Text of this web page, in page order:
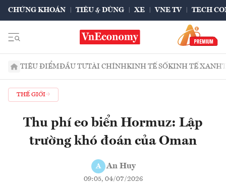
CHỨNG KHOÁN TIÊU & DÙNG XE VNE TV TECH
TIÊU ĐIỂMĐẦU TƯTÀI CHÍNHKINH TẾ SỐKINH TẾ XANH
THẾ GIỚI
Thu phí eo biển Hormuz: Lập
trường khó đoán của Oman
A An Huy
09:05, 04/07/2026